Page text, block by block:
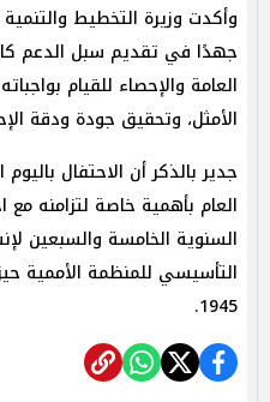
وأكدت وزيرة التخطيط والتنمية
جهدًا في تقديم سبل الدعم
العامة والإحصاء للقيام
الأمثل، وتحقيق جودة ودقة
جدير بالذكر أن الاحتفال
العام بأهمية خاصة لتزامنه مع
السنوية الخامسة والسبعين
1945.